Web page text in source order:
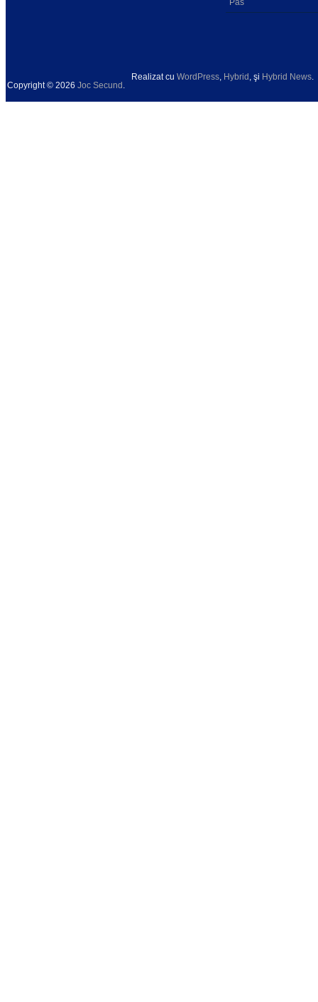
Copyright © 2026 Joc Secund
Realizat cu WordPress Hybrid , şi Hybrid News